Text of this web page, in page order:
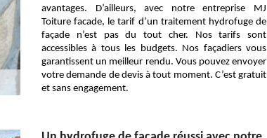
avantages. D’ailleurs, avec notre entreprise MJ
Toiture facade, le tarif d’un traitement hydrofuge de
façade n’est pas du tout cher. Nos tarifs sont
accessibles à tous les budgets. Nos façadiers vous
garantissent un meilleur rendu. Vous pouvez envoyer
votre demande de devis à tout moment. C’est gratuit
et sans engagement.